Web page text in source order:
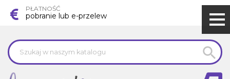
PŁATNOŚĆ
pobranie lub e-przelew
